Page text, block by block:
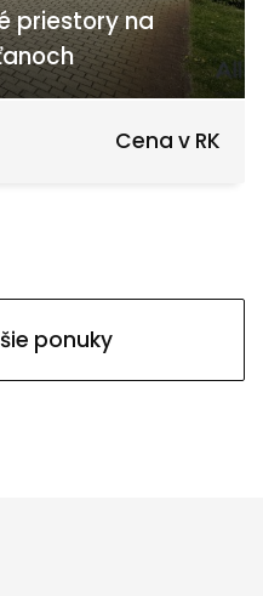
priestory na
Cena v RK
ponuky